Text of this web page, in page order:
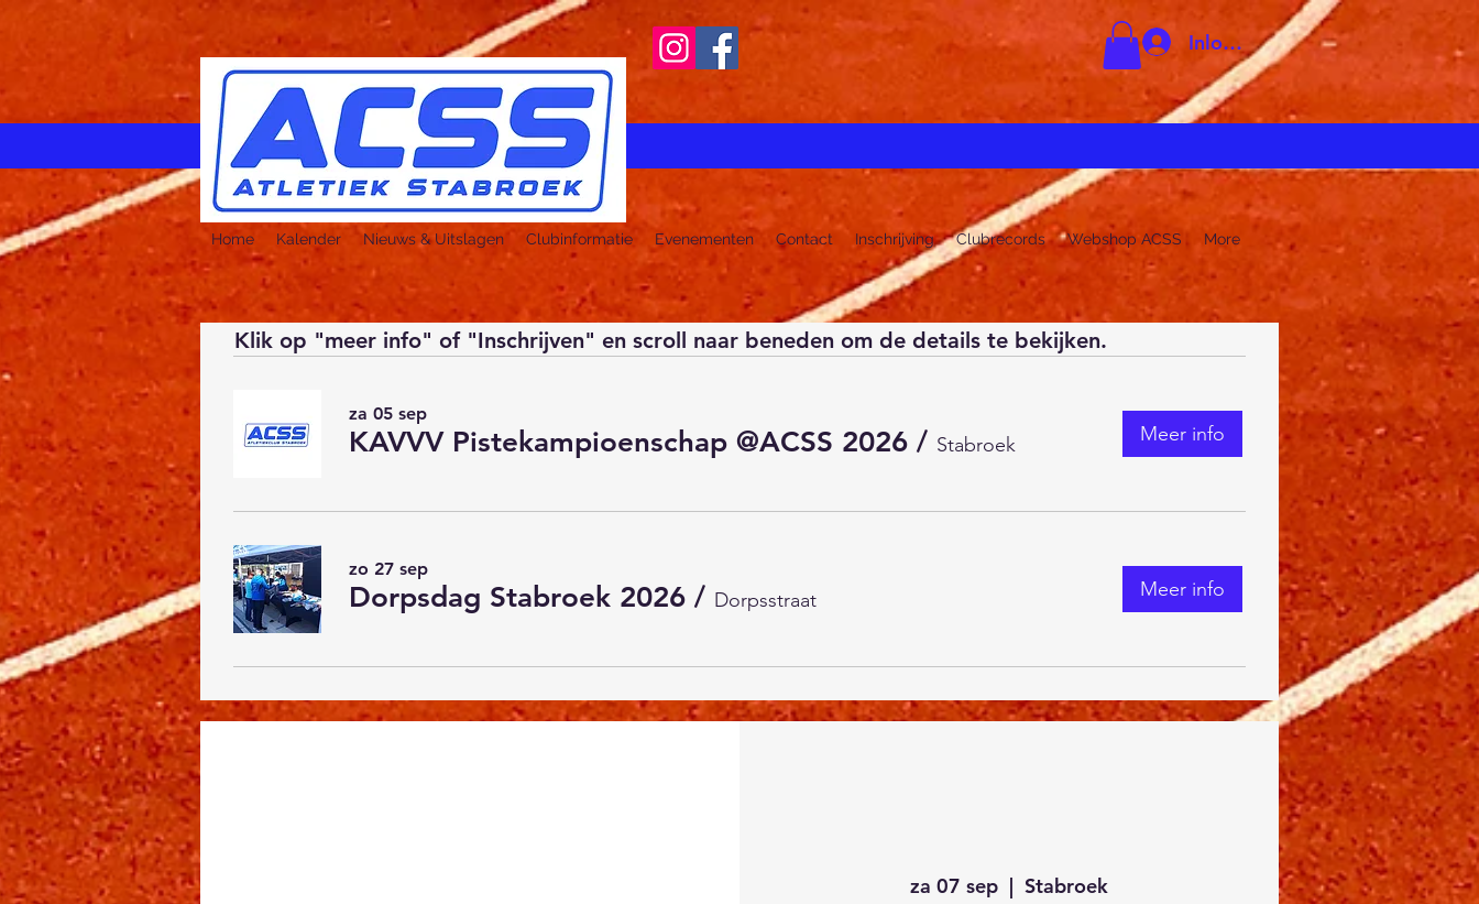
Inloggen
Home Kalender Nieuws & Uitslagen Clubinformatie Evenementen Contact Inschrijving Clubrecords Webshop ACSS More
za 05 sep
KAVVV Pistekampioenschap @ACSS 2026 / Stabroek Meer info
zo 27 sep
Dorpsdag Stabroek 2026 / Dorpsstraat Meer info
Klik op "meer info" of "Inschrijven" en scroll naar beneden om de details te bekijken.
za 07 sep
  |
Stabroek